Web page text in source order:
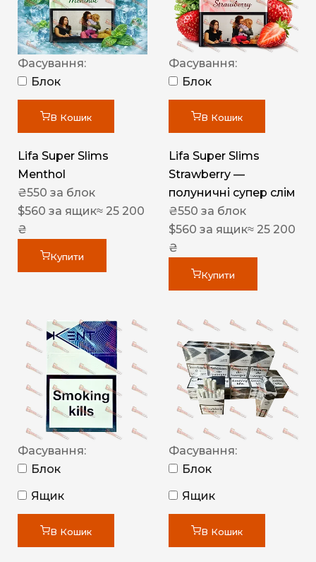
Фасування:
Блок
В Кошик
Lifa Super Slims
Menthol
₴550 за блок
$560 за ящик≈ 25 200
₴
Купити
Фасування:
Блок
В Кошик
Lifa Super Slims
Strawberry —
полуничні супер слім
₴550 за блок
$560 за ящик≈ 25 200
₴
Купити
Фасування:
Блок
Ящик
В Кошик
Фасування:
Блок
Ящик
В Кошик